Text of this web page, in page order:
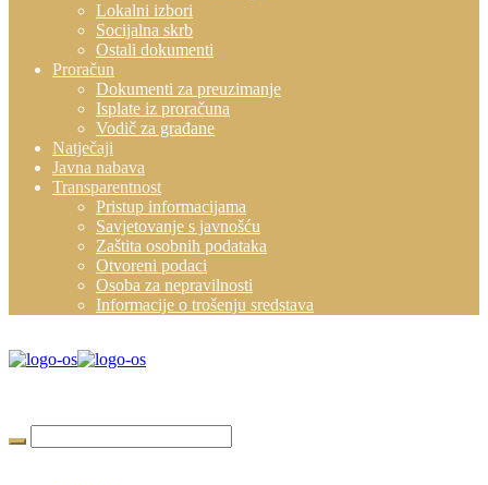
Lokalni izbori
Socijalna skrb
Ostali dokumenti
Proračun
Dokumenti za preuzimanje
Isplate iz proračuna
Vodič za građane
Natječaji
Javna nabava
Transparentnost
Pristup informacijama
Savjetovanje s javnošću
Zaštita osobnih podataka
Otvoreni podaci
Osoba za nepravilnosti
Informacije o trošenju sredstava